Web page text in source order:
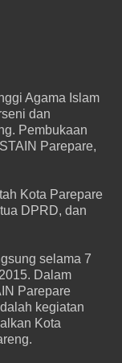
Agama Islam
dan
Pembukaan
Parepare,
Kota Parepare
DPRD, dan
selama 7
Dalam
Parepare
kegiatan
Kota